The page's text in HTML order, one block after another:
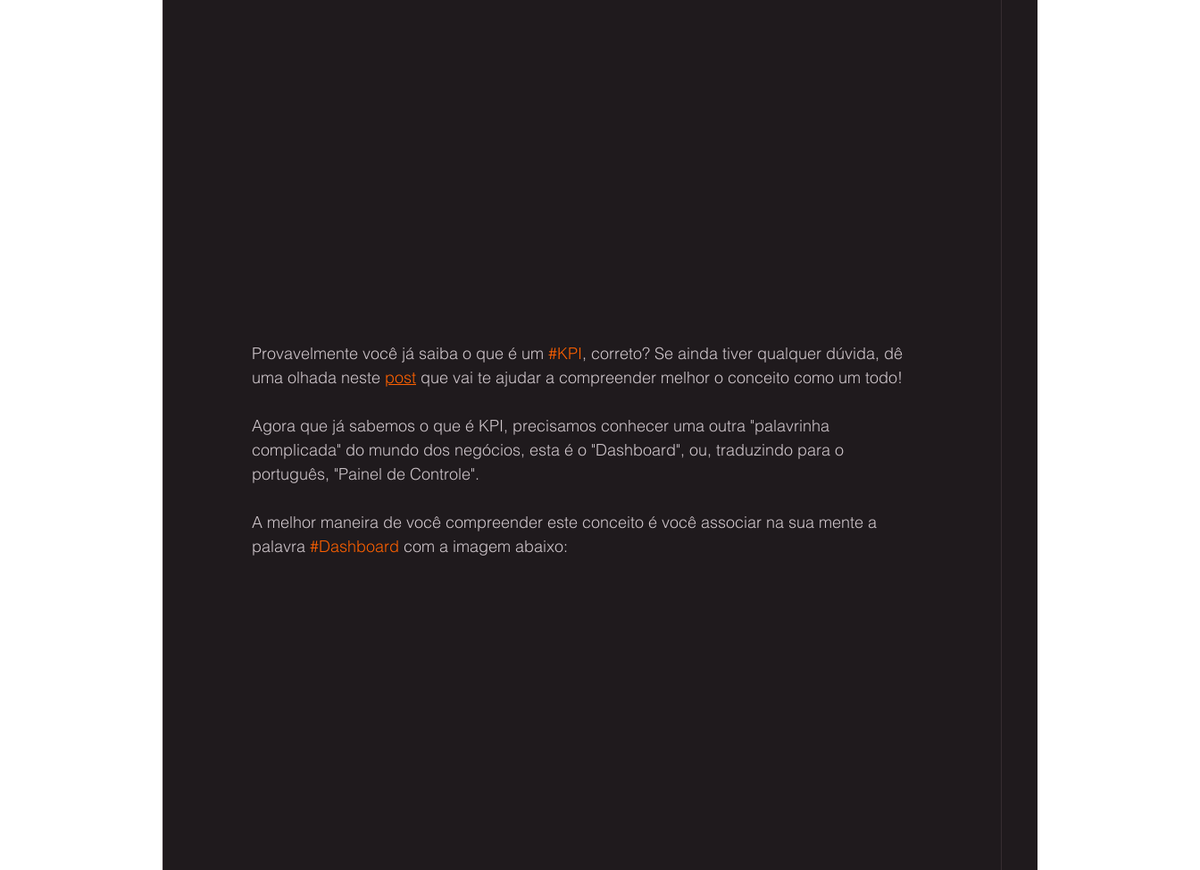
Provavelmente você já saiba o que é um #KPI, correto? Se ainda tiver qualquer dúvida, dê
uma olhada neste post que vai te ajudar a compreender melhor o conceito como um todo!
Agora que já sabemos o que é KPI, precisamos conhecer uma outra "palavrinha
complicada" do mundo dos negócios, esta é o "Dashboard", ou, traduzindo para o
português, "Painel de Controle".
A melhor maneira de você compreender este conceito é você associar na sua mente a
palavra #Dashboard com a imagem abaixo: